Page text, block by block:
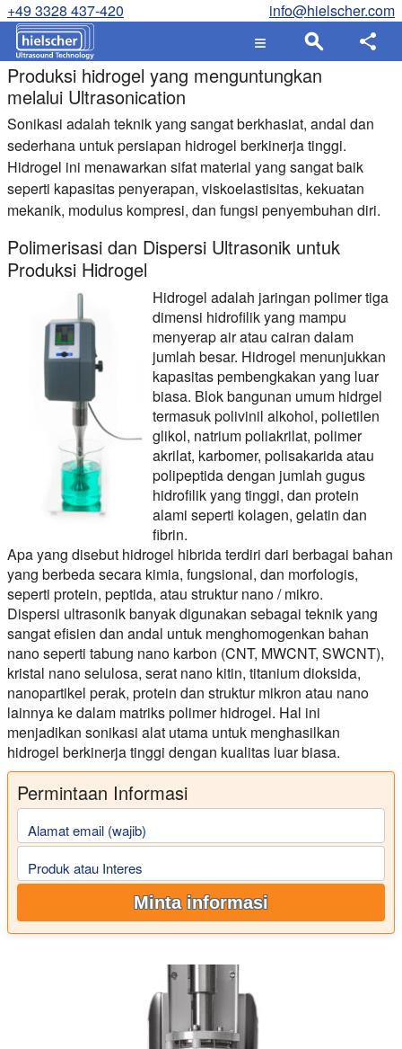
+49 3328 437-420 info@hielscher.com
Produksi hidrogel yang menguntungkan
melalui Ultrasonication
Sonikasi adalah teknik yang sangat berkhasiat, andal dan
sederhana untuk persiapan hidrogel berkinerja tinggi.
Hidrogel ini menawarkan sifat material yang sangat baik
seperti kapasitas penyerapan, viskoelastisitas, kekuatan
mekanik, modulus kompresi, dan fungsi penyembuhan diri.
Polimerisasi dan Dispersi Ultrasonik untuk
Produksi Hidrogel
Hidrogel adalah jaringan polimer tiga
dimensi hidrofilik yang mampu
menyerap air atau cairan dalam
jumlah besar. Hidrogel menunjukkan
kapasitas pembengkakan yang luar
biasa. Blok bangunan umum hidrgel
termasuk polivinil alkohol, polietilen
glikol, natrium poliakrilat, polimer
akrilat, karbomer, polisakarida atau
polipeptida dengan jumlah gugus
hidrofilik yang tinggi, dan protein
alami seperti kolagen, gelatin dan
fibrin.
Apa yang disebut hidrogel hibrida terdiri dari berbagai bahan
yang berbeda secara kimia, fungsional, dan morfologis,
seperti protein, peptida, atau struktur nano / mikro.
Dispersi ultrasonik banyak digunakan sebagai teknik yang
sangat efisien dan andal untuk menghomogenkan bahan
nano seperti tabung nano karbon (CNT, MWCNT, SWCNT),
kristal nano selulosa, serat nano kitin, titanium dioksida,
nanopartikel perak, protein dan struktur mikron atau nano
lainnya ke dalam matriks polimer hidrogel. Hal ini
menjadikan sonikasi alat utama untuk menghasilkan
hidrogel berkinerja tinggi dengan kualitas luar biasa.
Permintaan Informasi
Alamat email (wajib)
Produk atau Interes
Minta informasi